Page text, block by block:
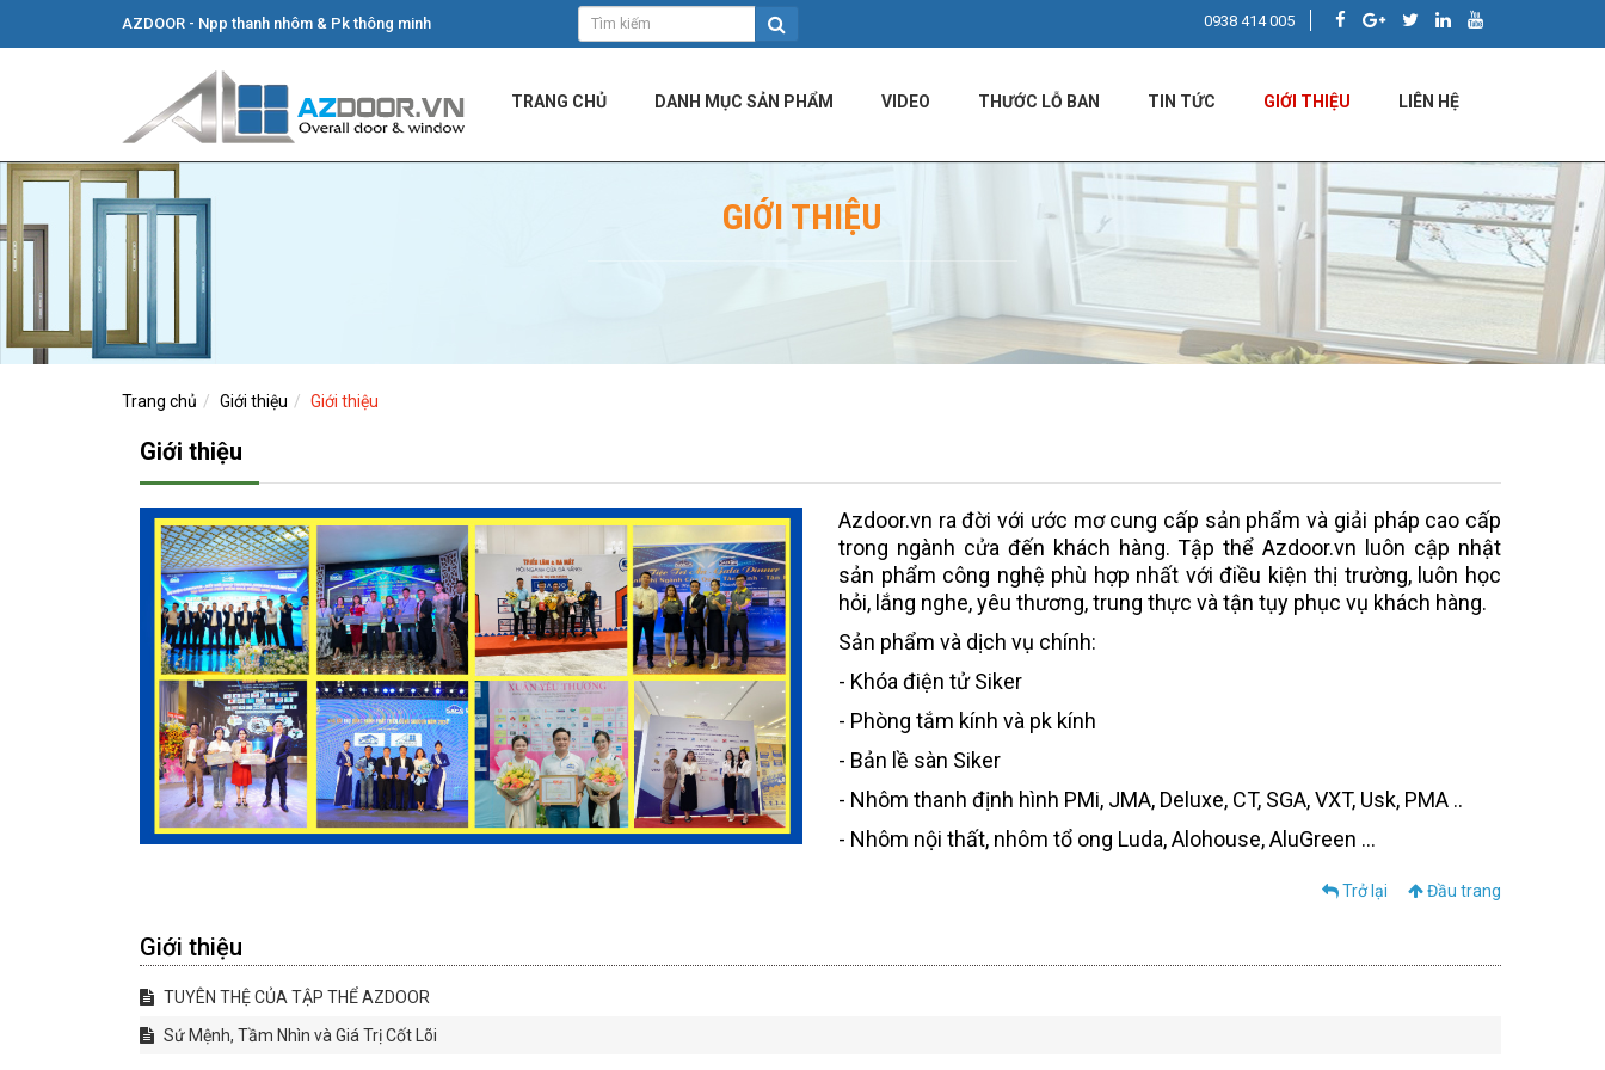
AZDOOR - Npp thanh nhôm & Pk thông minh 0938 414 005
TRANG CHỦ DANH MỤC SẢN PHẨM VIDEO THƯỚC LỖ BAN TIN TỨC GIỚI THIỆU LIÊN HỆ
GIỚI THIỆU
Trang chủ Giới thiệu Giới thiệu
Giới thiệu
Azdoor.vn ra đời với ước mơ cung cấp sản phẩm và giải pháp cao cấp
trong ngành cửa đến khách hàng. Tập thể Azdoor.vn luôn cập nhật
sản phẩm công nghệ phù hợp nhất với điều kiện thị trường, luôn học
hỏi, lắng nghe, yêu thương, trung thực và tận tụy phục vụ khách hàng.
Sản phẩm và dịch vụ chính:
- Khóa điện tử Siker
- Phòng tắm kính và pk kính
- Bản lề sàn Siker
- Nhôm thanh định hình PMi, JMA, Deluxe, CT, SGA, VXT, Usk, PMA ..
- Nhôm nội thất, nhôm tổ ong Luda, Alohouse, AluGreen ...
Trở lại Đầu trang
Giới thiệu
TUYÊN THỆ CỦA TẬP THỂ AZDOOR
Sứ Mệnh, Tầm Nhìn và Giá Trị Cốt Lõi